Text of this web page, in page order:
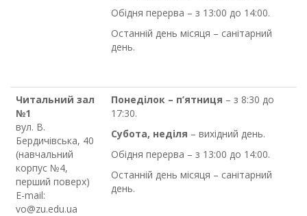
Обідня перерва – з 13:00 до 14:00.
Останній день місяця – санітарний
день.
Читальний зал
№1
вул. В.
Бердичівська, 40
(навчальний
корпус №4,
перший поверх)
E-mail:
vo@zu.edu.ua
Понеділок – п’ятниця – з 8:30 до
17:30.
Субота, неділя – вихідний день.
Обідня перерва – з 13:00 до 14:00.
Останній день місяця – санітарний
день.